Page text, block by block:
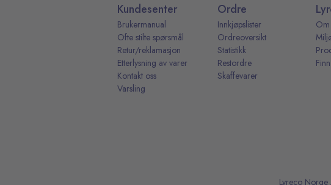
Kundesenter
Brukermanual
Ofte stilte spørsmål
Retur/reklamasjon
Etterlysning av varer
Kontakt oss
Varsling
Ordre
Innkjøpslister
Ordreoversikt
Statistikk
Restordre
Skaffevarer
Om
Lyreco